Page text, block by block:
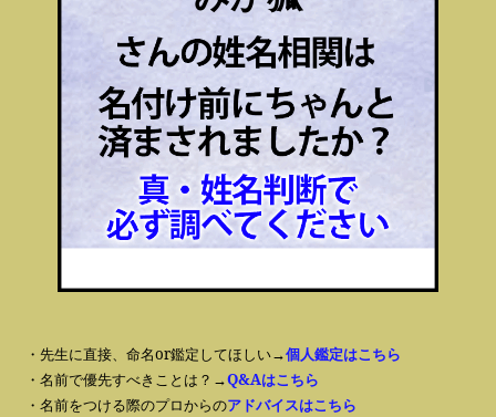
・先生に直接、命名or鑑定してほしい→個人鑑定はこちら
・名前で優先すべきことは？→Q&Aはこちら
・名前をつける際のプロからのアドバイスはこちら